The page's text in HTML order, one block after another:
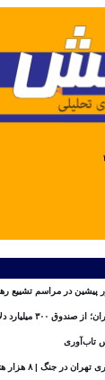
پیشین در مراسم تشییع
تا بازپس گیری دارایی‌های ایران
تاب‌آوری
| ۸ هزار هتل‌دار بیکار شدند